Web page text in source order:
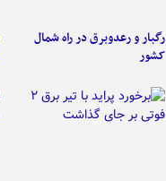
رگبار و رعدوبرق در راه شمال
کشور